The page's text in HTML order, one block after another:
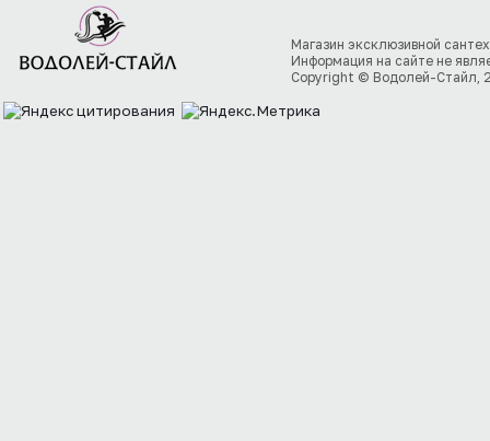
Магазин эксклюзивной
Информация на сайте не
Copyright © Водолей-Стайл,